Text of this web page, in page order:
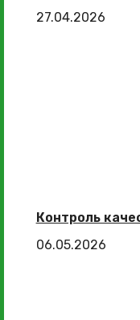
27.04.2026
Контроль
06.05.2026